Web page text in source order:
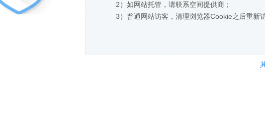
2）如网站托管，请联系空间提供商；
3）普通网站访客，清理浏览器Cookie之后重新